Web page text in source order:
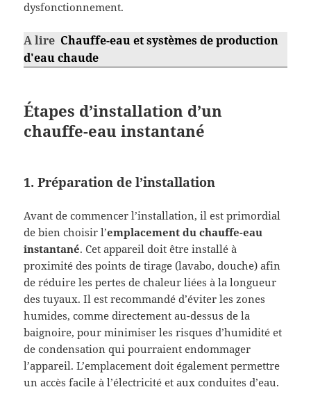
dysfonctionnement.
A lire Chauffe-eau et systèmes de production
d'eau chaude
Étapes d’installation d’un
chauffe-eau instantané
1. Préparation de l’installation
Avant de commencer l’installation, il est primordial
de bien choisir l’emplacement du chauffe-eau
instantané. Cet appareil doit être installé à
proximité des points de tirage (lavabo, douche) afin
de réduire les pertes de chaleur liées à la longueur
des tuyaux. Il est recommandé d’éviter les zones
humides, comme directement au-dessus de la
baignoire, pour minimiser les risques d’humidité et
de condensation qui pourraient endommager
l’appareil. L’emplacement doit également permettre
un accès facile à l’électricité et aux conduites d’eau.